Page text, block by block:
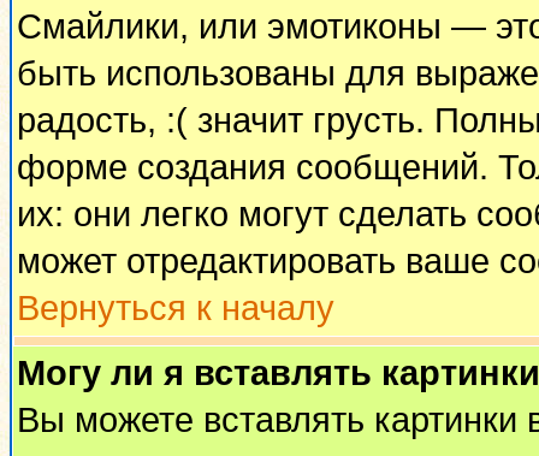
Смайлики, или эмотиконы —
быть использованы для
радость, :( значит грусть.
форме создания сообщений.
их: они легко могут сделать
может отредактировать ваше
Вернуться к началу
Могу ли я вставлять
Вы можете вставлять